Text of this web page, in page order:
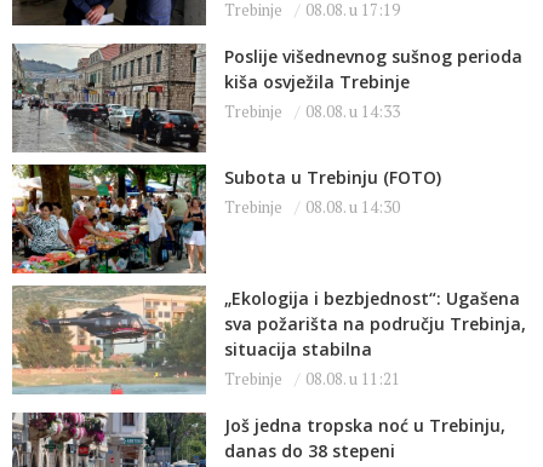
Trebinje 08.08. u 17:19
Poslije višednevnog sušnog perioda
kiša osvježila Trebinje
Trebinje 08.08. u 14:33
Subota u Trebinju (FOTO)
Trebinje 08.08. u 14:30
„Ekologija i bezbjednost“: Ugašena
sva požarišta na području Trebinja,
situacija stabilna
Trebinje 08.08. u 11:21
Još jedna tropska noć u Trebinju,
danas do 38 stepeni